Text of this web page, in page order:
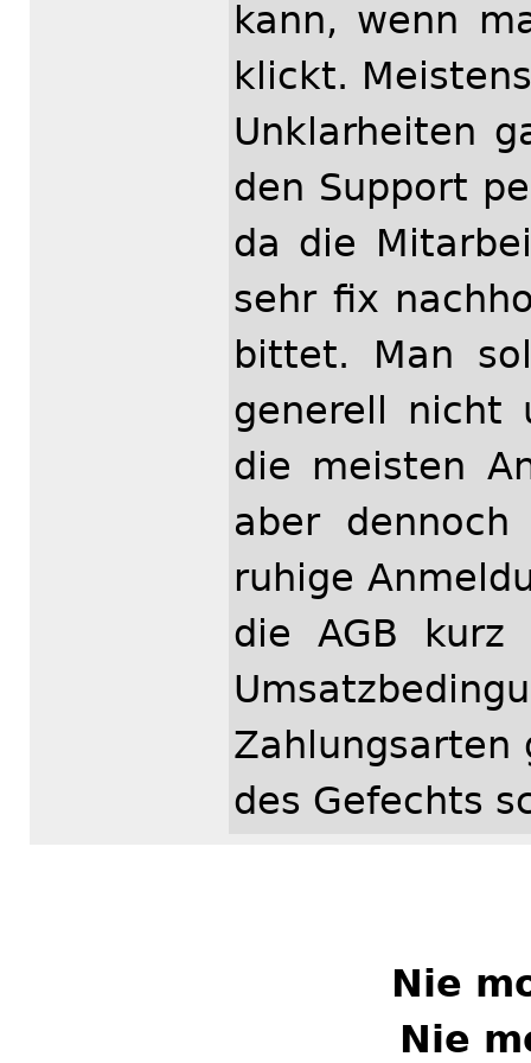
kann, wenn
klickt.
Unklarheiten
den Support
da die
sehr fix
bittet. Man
generell nicht
die meisten
aber
ruhige
die AGB kurz
Zahlungsarten
des Gefechts
Nie
Nie